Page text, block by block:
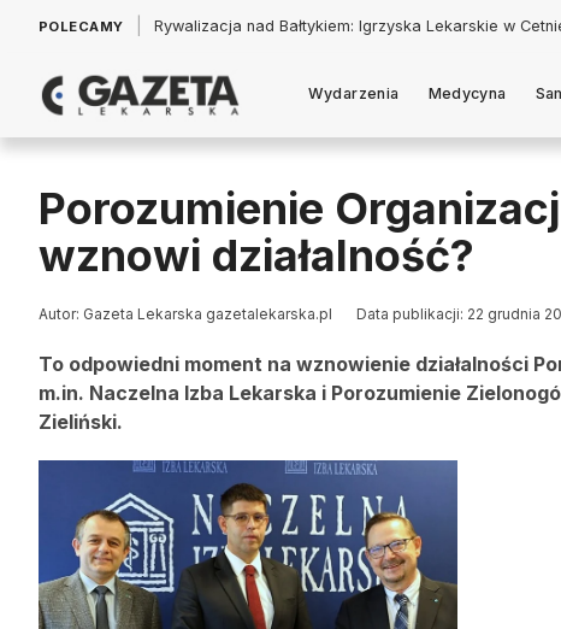
POLECAMY Łukasz Jankowski: Politycy w pogoni za króliczkiem
Wydarzenia Medycyna
Porozumienie
wznowi działalność?
Autor: Gazeta Lekarska gazetalekarska.pl Data publikacji: 22 grudnia
To odpowiedni moment na wznowienie działalności
m.in. Naczelna Izba Lekarska i Porozumienie
Zieliński.